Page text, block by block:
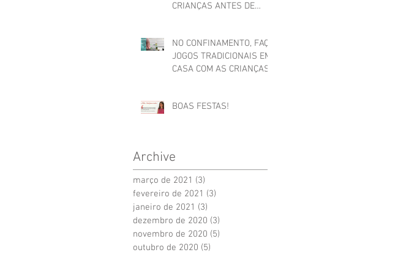
CRIANÇAS ANTES DE
NO CONFINAMENTO, FAÇA
JOGOS TRADICIONAIS EM
CASA COM AS CRIANÇAS
BOAS FESTAS!
Archive
março de 2021 (3)
fevereiro de 2021 (3)
janeiro de 2021 (3)
dezembro de 2020 (3)
novembro de 2020 (5)
outubro de 2020 (5)